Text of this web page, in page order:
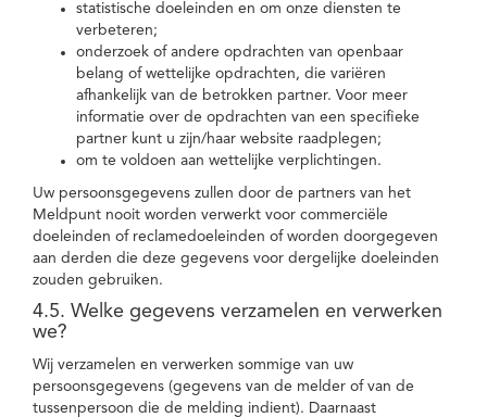
statistische doeleinden en om onze diensten te
verbeteren;
onderzoek of andere opdrachten van openbaar
belang of wettelijke opdrachten, die variëren
afhankelijk van de betrokken partner. Voor meer
informatie over de opdrachten van een specifieke
partner kunt u zijn/haar website raadplegen;
om te voldoen aan wettelijke verplichtingen.
Uw persoonsgegevens zullen door de partners van het
Meldpunt nooit worden verwerkt voor commerciële
doeleinden of reclamedoeleinden of worden doorgegeven
aan derden die deze gegevens voor dergelijke doeleinden
zouden gebruiken.
4.5. Welke gegevens verzamelen en verwerken
we?
Wij verzamelen en verwerken sommige van uw
persoonsgegevens (gegevens van de melder of van de
tussenpersoon die de melding indient). Daarnaast